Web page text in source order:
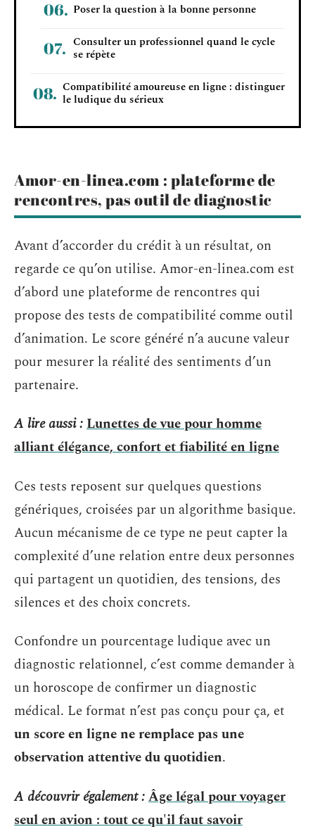
Poser la question à la bonne personne
Consulter un professionnel quand le cycle
se répète
Compatibilité amoureuse en ligne : distinguer
le ludique du sérieux
Amor-en-linea.com : plateforme de
rencontres, pas outil de diagnostic
Avant d’accorder du crédit à un résultat, on
regarde ce qu’on utilise. Amor-en-linea.com est
d’abord une plateforme de rencontres qui
propose des tests de compatibilité comme outil
d’animation. Le score généré n’a aucune valeur
pour mesurer la réalité des sentiments d’un
partenaire.
A lire aussi :Lunettes de vue pour homme
alliant élégance, confort et fiabilité en ligne
Ces tests reposent sur quelques questions
génériques, croisées par un algorithme basique.
Aucun mécanisme de ce type ne peut capter la
complexité d’une relation entre deux personnes
qui partagent un quotidien, des tensions, des
silences et des choix concrets.
Confondre un pourcentage ludique avec un
diagnostic relationnel, c’est comme demander à
un horoscope de confirmer un diagnostic
médical. Le format n’est pas conçu pour ça, et
un score en ligne ne remplace pas une
observation attentive du quotidien.
A découvrir également :Âge légal pour voyager
seul en avion : tout ce qu'il faut savoir